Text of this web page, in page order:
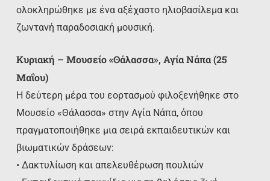
ολοκληρώθηκε με ένα αξέχαστο ηλιοβασίλεμα και
ζωντανή παραδοσιακή μουσική.
Κυριακή – Μουσείο «Θάλασσα», Αγία Νάπα (25
Μαΐου)
Η δεύτερη μέρα του εορτασμού φιλοξενήθηκε στο
Μουσείο «Θάλασσα» στην Αγία Νάπα, όπου
πραγματοποιήθηκε μια σειρά εκπαιδευτικών και
βιωματικών δράσεων:
• Δακτυλίωση και απελευθέρωση πουλιών